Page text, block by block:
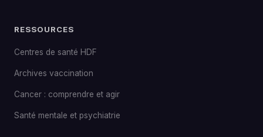
RESSOURCES
Centres de santé HDF
Archives vaccination
Cancer : comprendre et agir
Santé mentale et psychiatrie